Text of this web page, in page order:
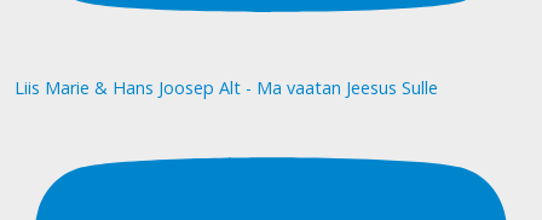
Liis Marie & Hans Joosep Alt - Ma vaatan Jeesus Sulle